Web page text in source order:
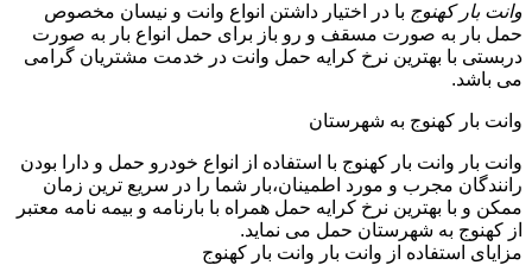
وانت بار کهنوج با در اختیار داشتن انواع وانت و نیسان مخصوص
حمل بار به صورت مسقف و رو باز برای حمل انواع بار به صورت
دربستی با بهترین نرخ کرایه حمل وانت در خدمت مشتریان گرامی
می باشد.
وانت بار کهنوج به شهرستان
وانت بار وانت بار کهنوج با استفاده از انواع خودرو حمل و دارا بودن
رانندگان مجرب و مورد اطمینان،بار شما را در سریع ترین زمان
ممکن و با بهترین نرخ کرایه حمل همراه با بارنامه و بیمه نامه معتبر
از کهنوج به شهرستان حمل می نماید.
مزایای استفاده از وانت بار وانت بار کهنوج